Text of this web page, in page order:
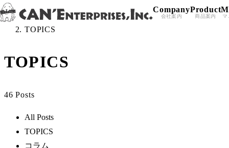
Skip to content
Company
会社案内
Product
商品案内 マ
Home
＞
TOPICS
TOPICS
46 Posts
All Posts
TOPICS
コラム